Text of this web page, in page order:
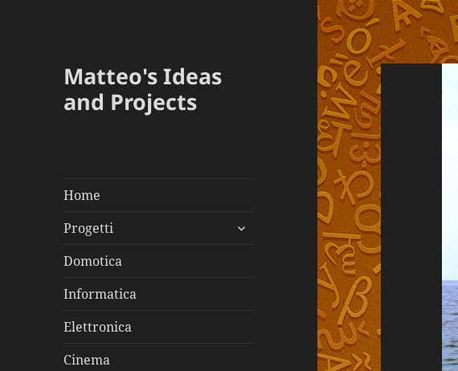
Matteo's Ideas
and Projects
Home
Progetti
apri
Domotica
Informatica
Elettronica
Cinema